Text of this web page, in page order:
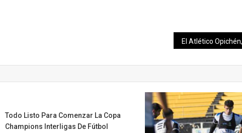
Todo Listo Para Comenzar La Copa
Champions Interligas De Fútbol